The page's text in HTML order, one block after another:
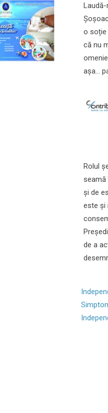
o soție
că nu
așa...
Rolul
şi de
este şi
de a